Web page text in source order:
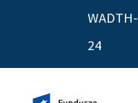
WADTH-
24